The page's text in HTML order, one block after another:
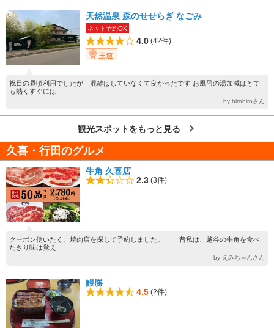
天然温泉 森のせせらぎ なごみ
ネット予約OK
4.0 (42件)
王道
祝日の昼頃利用でしたが 混雑はしていなくて良かったです お風呂の湯加減はとて
も熱くすぐには...
by hirohiroさん
観光スポットをもっと見る
久喜・行田のグルメ
牛角 久喜店
2.3 (3件)
クーポン使いたく、焼肉店を探して予約しました。 昔私は、越谷の牛角を食べ
たきり味は覚え...
by えみちゃんさん
鰻勝
4.5 (2件)